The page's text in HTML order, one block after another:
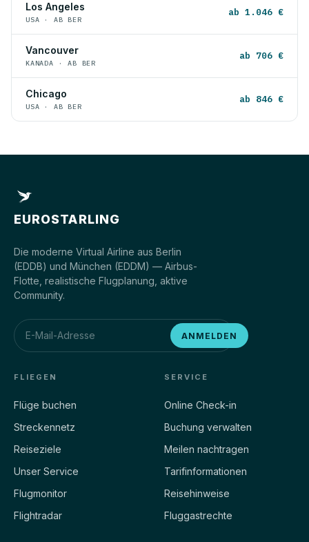
Los Angeles
USA · AB BER
ab 1.046 €
Vancouver
KANADA · AB BER
ab 706 €
Chicago
USA · AB BER
ab 846 €
EUROSTARLING
Die moderne Virtual Airline aus Berlin
(EDDB) und München (EDDM) — Airbus-
Flotte, realistische Flugplanung, aktive
Community.
ANMELDEN
FLIEGEN
Flüge buchen
Streckennetz
Reiseziele
Unser Service
Flugmonitor
Flightradar
SERVICE
Online Check-in
Buchung verwalten
Meilen nachtragen
Tarifinformationen
Reisehinweise
Fluggastrechte